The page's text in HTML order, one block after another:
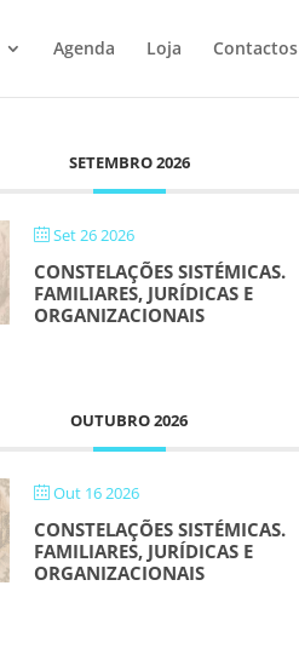
Agenda Loja Contactos
SETEMBRO 2026
Set 26 2026
CONSTELAÇÕES SISTÉMICAS.
FAMILIARES, JURÍDICAS E
ORGANIZACIONAIS
OUTUBRO 2026
Out 16 2026
CONSTELAÇÕES SISTÉMICAS.
FAMILIARES, JURÍDICAS E
ORGANIZACIONAIS